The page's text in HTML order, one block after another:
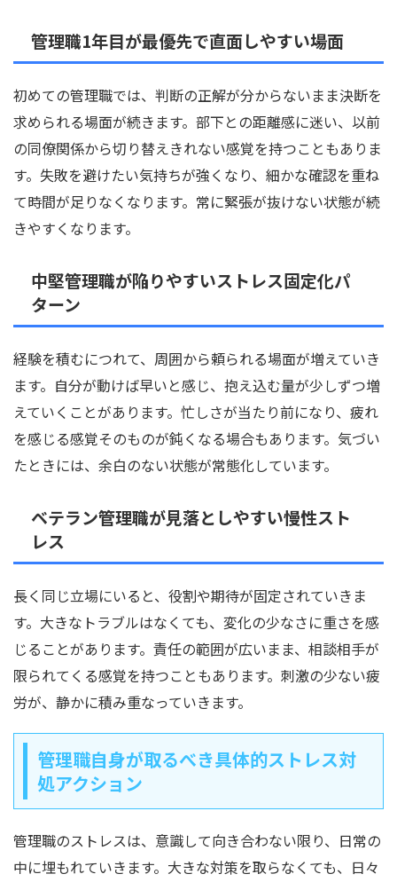
管理職1年目が最優先で直面しやすい場面
初めての管理職では、判断の正解が分からないまま決断を
求められる場面が続きます。部下との距離感に迷い、以前
の同僚関係から切り替えきれない感覚を持つこともありま
す。失敗を避けたい気持ちが強くなり、細かな確認を重ね
て時間が足りなくなります。常に緊張が抜けない状態が続
きやすくなります。
中堅管理職が陥りやすいストレス固定化パ
ターン
経験を積むにつれて、周囲から頼られる場面が増えていき
ます。自分が動けば早いと感じ、抱え込む量が少しずつ増
えていくことがあります。忙しさが当たり前になり、疲れ
を感じる感覚そのものが鈍くなる場合もあります。気づい
たときには、余白のない状態が常態化しています。
ベテラン管理職が見落としやすい慢性スト
レス
長く同じ立場にいると、役割や期待が固定されていきま
す。大きなトラブルはなくても、変化の少なさに重さを感
じることがあります。責任の範囲が広いまま、相談相手が
限られてくる感覚を持つこともあります。刺激の少ない疲
労が、静かに積み重なっていきます。
管理職自身が取るべき具体的ストレス対
処アクション
管理職のストレスは、意識して向き合わない限り、日常の
中に埋もれていきます。大きな対策を取らなくても、日々